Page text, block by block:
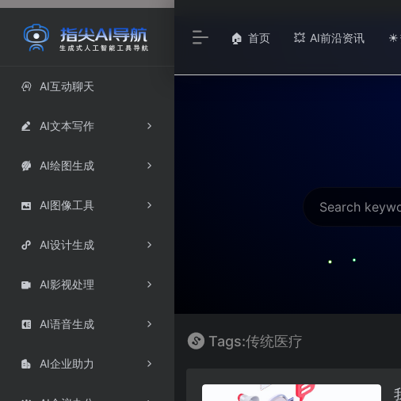
 AI互动聊天
 AI文本写作
 AI绘图生成
 AI图像工具
 AI设计生成
 AI影视处理
 AI语音生成
 AI企业助力
🏠 首页 💥 AI前沿资讯 ☀
Tags:传统医疗